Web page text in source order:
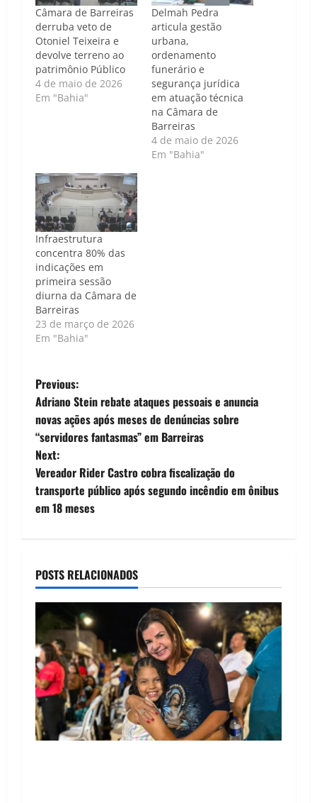
Câmara de Barreiras
derruba veto de
Otoniel Teixeira e
devolve terreno ao
patrimônio Público
4 de maio de 2026
Em "Bahia"
Delmah Pedra
articula gestão
urbana,
ordenamento
funerário e
segurança jurídica
em atuação técnica
na Câmara de
Barreiras
4 de maio de 2026
Em "Bahia"
Infraestrutura
concentra 80% das
indicações em
primeira sessão
diurna da Câmara de
Barreiras
23 de março de 2026
Em "Bahia"
P
o
s
t
n
v
i
g
a
t
i
o
Previous:
Adriano Stein rebate ataques pessoais e anuncia
novas ações após meses de denúncias sobre
“servidores fantasmas” em Barreiras
Next:
Vereador Rider Castro cobra fiscalização do
transporte público após segundo incêndio em ônibus
em 18 meses
POSTS RELACIONADOS